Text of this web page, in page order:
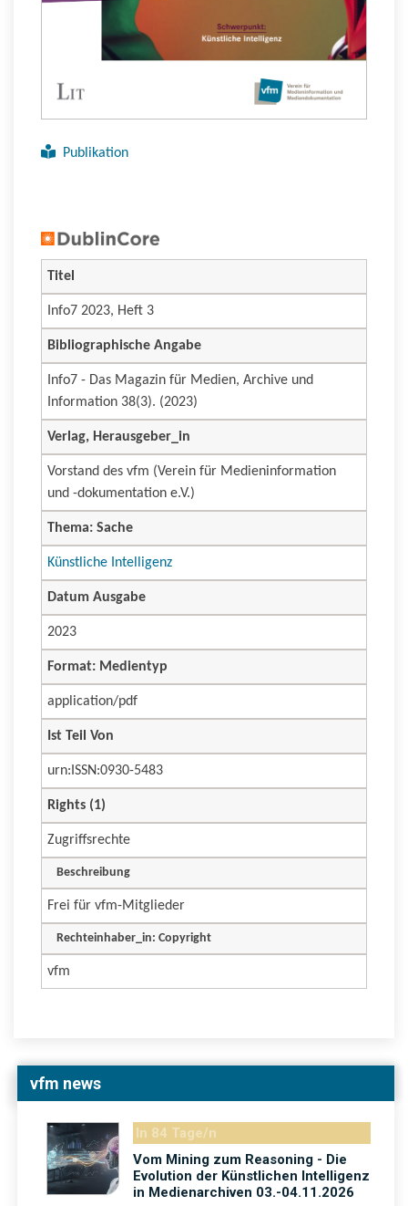
Publikation
Titel
Info7 2023, Heft 3
Bibliographische Angabe
Info7 - Das Magazin für Medien, Archive und
Information 38(3). (2023)
Verlag, Herausgeber_in
Vorstand des vfm (Verein für Medieninformation
und -dokumentation e.V.)
Thema: Sache
Künstliche Intelligenz
Datum Ausgabe
2023
Format: Medientyp
application/pdf
Ist Teil Von
urn:ISSN:0930-5483
Rights (1)
Zugriffsrechte
Beschreibung
Frei für vfm-Mitglieder
Rechteinhaber_in: Copyright
vfm
vfm news
In 84 Tage/n
Vom Mining zum Reasoning - Die
Evolution der Künstlichen Intelligenz
in Medienarchiven 03.-04.11.2026